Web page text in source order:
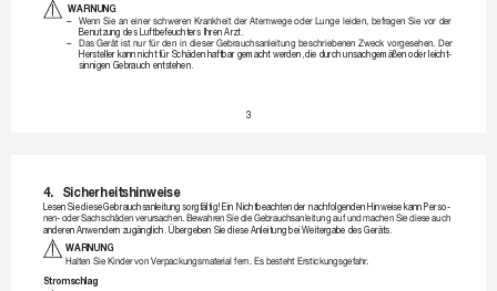
WARNUNG
– Wenn Sie an einer schweren Krankheit der Atemwege oder Lunge leiden, befragen Sie vor der
Benutzung des Luftbefeuchters Ihren Arzt.
– Das Gerät ist nur für den in dieser Gebrauchsanleitung beschriebenen Zweck vorgesehen. Der
Hersteller kann nicht für Schäden haftbar gemacht werden, die durch unsachgemäßen oder leicht-
sinnigen Gebrauch entstehen.
3
4. Sicherheitshinweise
Lesen Sie diese Gebrauchsanleitung sorgfältig! Ein Nichtbeachten der nachfolgenden Hinweise kann Perso-
nen- oderSachschäden verursachen. Bewahren Sie die Gebrauchsanleitung aufund machen Sie diese auch
anderen Anwendern zugänglich. Übergeben Sie diese Anleitung bei Weitergabe des Geräts.
WARNUNG
HaltenSieKindervonVerpackungsmaterialfern.EsbestehtErstickungsgefahr.
Stromschlag